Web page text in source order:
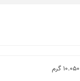
10.050 گرم